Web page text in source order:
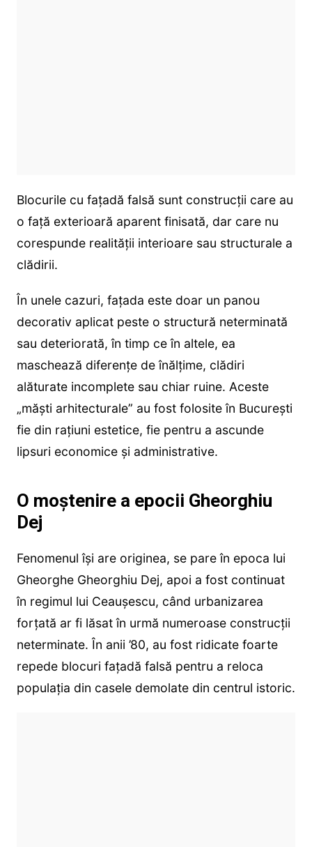
Blocurile cu fațadă falsă sunt construcții care au
o față exterioară aparent finisată, dar care nu
corespunde realității interioare sau structurale a
clădirii.
În unele cazuri, fațada este doar un panou
decorativ aplicat peste o structură neterminată
sau deteriorată, în timp ce în altele, ea
maschează diferențe de înălțime, clădiri
alăturate incomplete sau chiar ruine. Aceste
„măști arhitecturale” au fost folosite în București
fie din rațiuni estetice, fie pentru a ascunde
lipsuri economice și administrative.
O moștenire a epocii Gheorghiu
Dej
Fenomenul își are originea, se pare în epoca lui
Gheorghe Gheorghiu Dej, apoi a fost continuat
în regimul lui Ceaușescu, când urbanizarea
forțată ar fi lăsat în urmă numeroase construcții
neterminate. În anii ’80, au fost ridicate foarte
repede blocuri fațadă falsă pentru a reloca
populația din casele demolate din centrul istoric.